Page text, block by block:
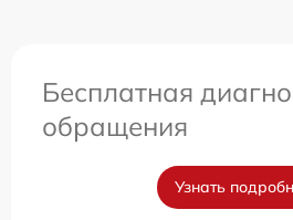
Бесплатная
обращения
Узнать